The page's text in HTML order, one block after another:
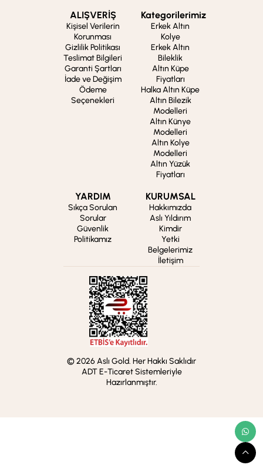
ALIŞVERİŞ
Kişisel Verilerin
Korunması
Gizlilik Politikası
Teslimat Bilgileri
Garanti Şartları
İade ve Değişim
Ödeme
Seçenekleri
Kategorilerimiz
Erkek Altın
Kolye
Erkek Altın
Bileklik
Altın Küpe
Fiyatları
Halka Altın Küpe
Altın Bilezik
Modelleri
Altın Künye
Modelleri
Altın Kolye
Modelleri
Altın Yüzük
Fiyatları
YARDIM
Sıkça Sorulan
Sorular
Güvenlik
Politikamız
KURUMSAL
Hakkımızda
Aslı Yıldırım
Kimdir
Yetki
Belgelerimiz
İletişim
© 2026 Aslı Gold. Her Hakkı Saklıdır
ADT E-Ticaret Sistemleriyle
Hazırlanmıştır.